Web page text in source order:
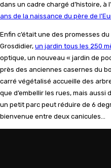
dans un cadre chargé d’histoire, à
ans de la naissance du père de
Enfin c’était une des promesses
Grosdidier, un jardin tous les 250
optique, un nouveau « jardin de
près des anciennes casernes du
carré végétalisé accueille des
que d’embellir les rues, mais
un petit parc peut réduire de 6
bienvenue entre deux canicules…